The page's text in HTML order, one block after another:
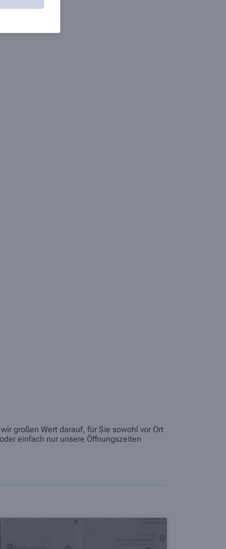
großen Wert darauf, für Sie sowohl vor Ort
einfach nur unsere Öffnungszeiten